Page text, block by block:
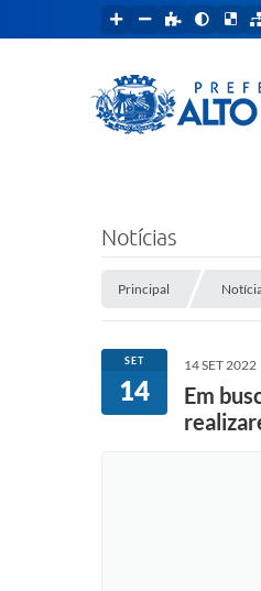
Notícias
Principal
SET
14
14 SET 2022
Em